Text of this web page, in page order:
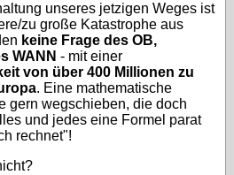
unseres jetzigen Weges ist
zu große Katastrophe aus
keine Frage des OB,
WANN - mit einer
von über 400 Millionen zu
. Eine mathematische
gern wegschieben, die doch
und jedes eine Formel parat
rechnet"!